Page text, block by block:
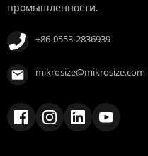
промышленности.
+86-0553-2836939
mikrosize@mikrosize.com